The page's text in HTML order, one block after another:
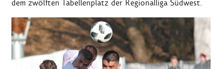
dem zwölften Tabellenplatz der Regionalliga Südwest.